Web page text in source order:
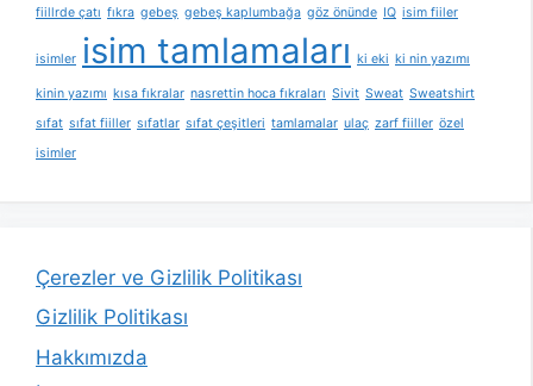
fiillrde çatı fıkra gebeş gebeş kaplumbağa göz önünde IQ isim fiiler
isimler isim tamlamaları ki eki ki nin yazımı
kinin yazımı kısa fıkralar nasrettin hoca fıkraları Sivit Sweat Sweatshirt
sıfat sıfat fiiller sıfatlar sıfat çeşitleri tamlamalar ulaç zarf fiiller özel
isimler
Çerezler ve Gizlilik Politikası
Gizlilik Politikası
Hakkımızda